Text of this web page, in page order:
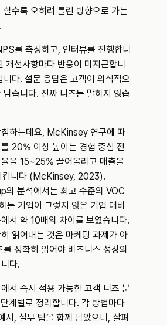
할수록 오히려 틀린 방향으로 가는
를 측정하고, 인터뷰를 진행합니
개선사항마다 반응이 미지근합니
니다. 설문 응답은 고객이 의식적으
담습니다. 진짜 니즈는 말하지 않습
하는데요, McKinsey 연구에 따
20% 이상 높이는 경험 중심 전
을 15~25% 끌어올리고 매출을
킵니다 (McKinsey, 2023).
분석에서는 최고 수준의 VOC
는 기업이 그렇지 않은 기업 대비
서 약 10배의 차이를 보였습니다.
읽어내는 것은 마케팅 과제가 아
정확히 읽어야 비즈니스 성장의
다.
서 즉시 적용 가능한 고객 니즈 분
계별로 정리합니다. 각 방법마다
시, 실무 팁을 함께 담았으니, 살펴